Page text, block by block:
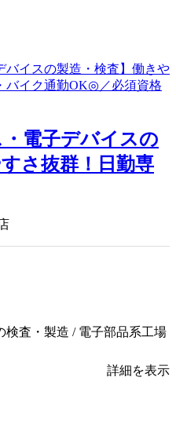
電子デバイスの
さ抜群！日勤専
検査・製造 / 電子部品系工場
詳細を表示